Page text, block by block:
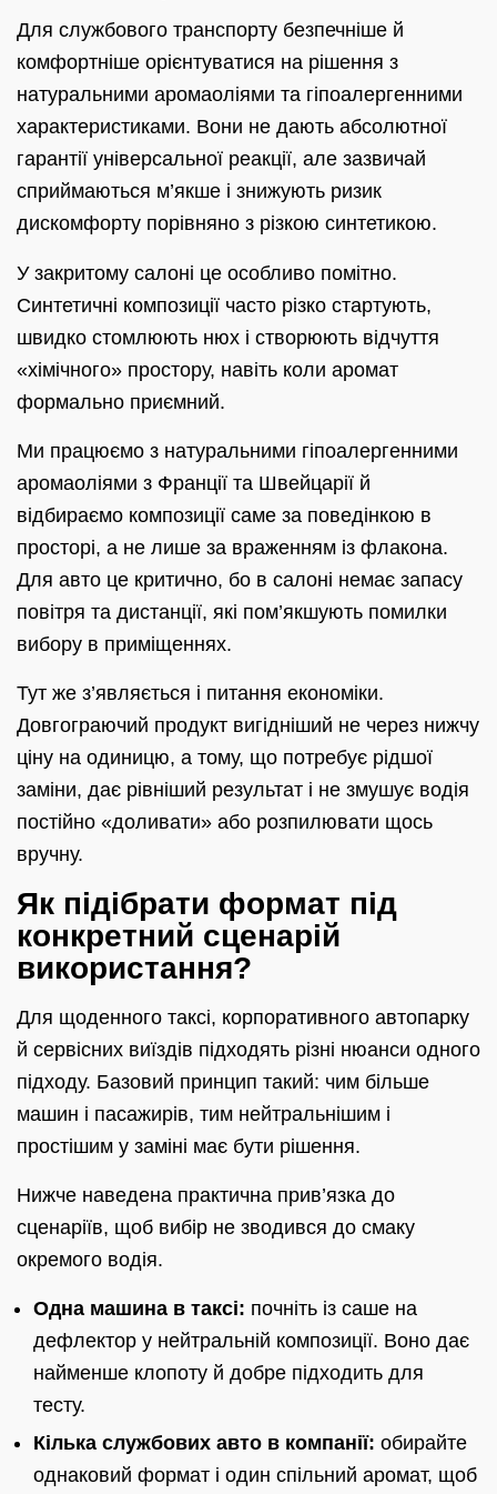
Для службового транспорту безпечніше й
комфортніше орієнтуватися на рішення з
натуральними аромаоліями та гіпоалергенними
характеристиками. Вони не дають абсолютної
гарантії універсальної реакції, але зазвичай
сприймаються м’якше і знижують ризик
дискомфорту порівняно з різкою синтетикою.
У закритому салоні це особливо помітно.
Синтетичні композиції часто різко стартують,
швидко стомлюють нюх і створюють відчуття
«хімічного» простору, навіть коли аромат
формально приємний.
Ми працюємо з натуральними гіпоалергенними
аромаоліями з Франції та Швейцарії й
відбираємо композиції саме за поведінкою в
просторі, а не лише за враженням із флакона.
Для авто це критично, бо в салоні немає запасу
повітря та дистанції, які пом’якшують помилки
вибору в приміщеннях.
Тут же з’являється і питання економіки.
Довгограючий продукт вигідніший не через нижчу
ціну на одиницю, а тому, що потребує рідшої
заміни, дає рівніший результат і не змушує водія
постійно «доливати» або розпилювати щось
вручну.
Як підібрати формат під
конкретний сценарій
використання?
Для щоденного таксі, корпоративного автопарку
й сервісних виїздів підходять різні нюанси одного
підходу. Базовий принцип такий: чим більше
машин і пасажирів, тим нейтральнішим і
простішим у заміні має бути рішення.
Нижче наведена практична прив’язка до
сценаріїв, щоб вибір не зводився до смаку
окремого водія.
Одна машина в таксі: почніть із саше на
дефлектор у нейтральній композиції. Воно дає
найменше клопоту й добре підходить для
тесту.
Кілька службових авто в компанії: обирайте
однаковий формат і один спільний аромат, щоб